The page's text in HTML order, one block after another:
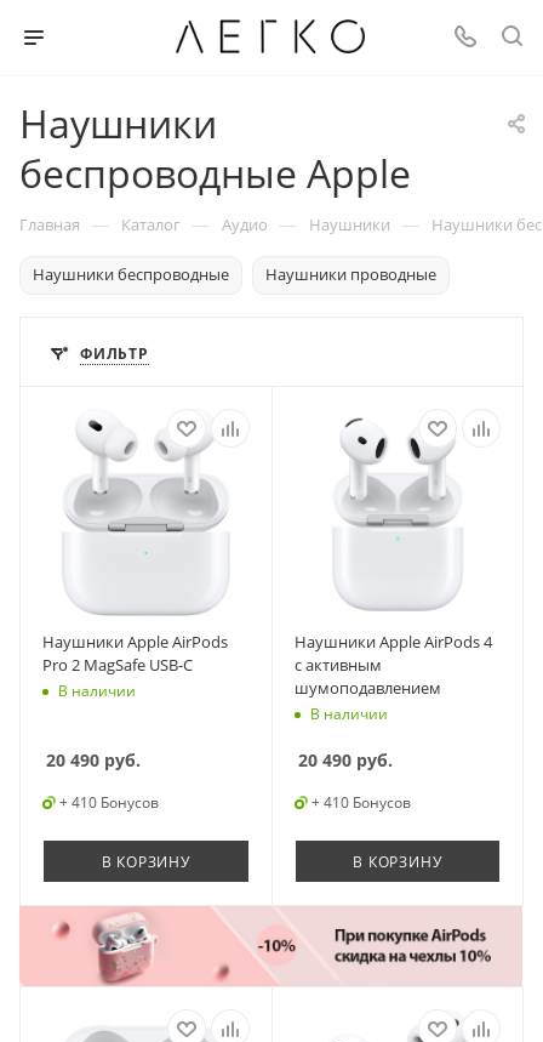
Наушники
беспроводные Apple
Главная — Каталог — Аудио — Наушники — Наушники
Наушники беспроводные Наушники проводные
ФИЛЬТР
Наушники Apple AirPods
Pro 2 MagSafe USB-C
В наличии
20 490 руб.
+ 410 Бонусов
В КОРЗИНУ
Наушники Apple AirPods 4
с активным
шумоподавлением
В наличии
20 490руб.
+ 410 Бонусов
В КОРЗИНУ